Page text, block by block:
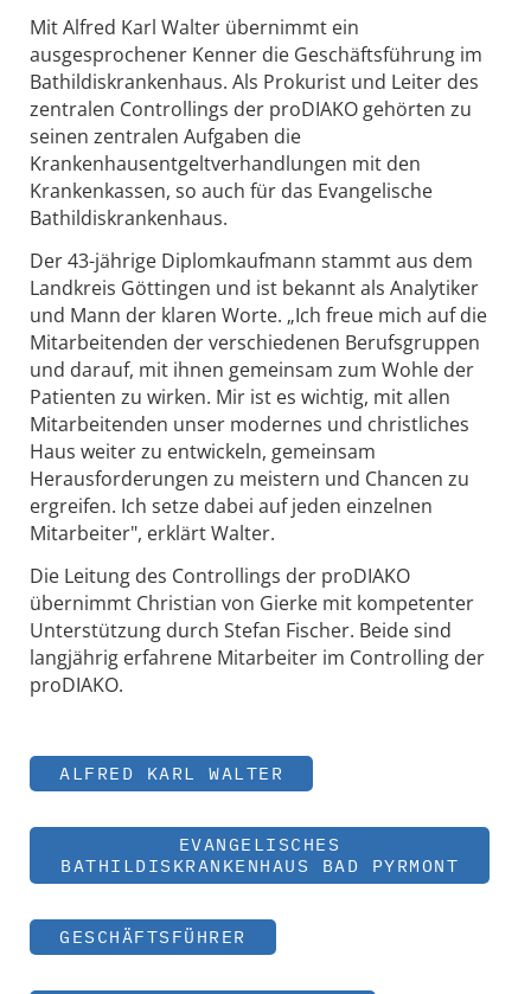
Mit Alfred Karl Walter übernimmt ein
ausgesprochener Kenner die Geschäftsführung im
Bathildiskrankenhaus. Als Prokurist und Leiter des
zentralen Controllings der proDIAKO gehörten zu
seinen zentralen Aufgaben die
Krankenhausentgeltverhandlungen mit den
Krankenkassen, so auch für das Evangelische
Bathildiskrankenhaus.
Der 43-jährige Diplomkaufmann stammt aus dem
Landkreis Göttingen und ist bekannt als Analytiker
und Mann der klaren Worte. „Ich freue mich auf die
Mitarbeitenden der verschiedenen Berufsgruppen
und darauf, mit ihnen gemeinsam zum Wohle der
Patienten zu wirken. Mir ist es wichtig, mit allen
Mitarbeitenden unser modernes und christliches
Haus weiter zu entwickeln, gemeinsam
Herausforderungen zu meistern und Chancen zu
ergreifen. Ich setze dabei auf jeden einzelnen
Mitarbeiter", erklärt Walter.
Die Leitung des Controllings der proDIAKO
übernimmt Christian von Gierke mit kompetenter
Unterstützung durch Stefan Fischer. Beide sind
langjährig erfahrene Mitarbeiter im Controlling der
proDIAKO.
ALFRED KARL WALTER
EVANGELISCHES
BATHILDISKRANKENHAUS BAD PYRMONT
GESCHÄFTSFÜHRER